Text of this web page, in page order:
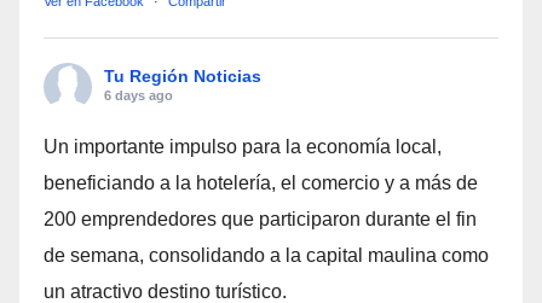
Tu Región Noticias
6 days ago
Un importante impulso para la economía local,
beneficiando a la hotelería, el comercio y a más de
200 emprendedores que participaron durante el fin
de semana, consolidando a la capital maulina como
un atractivo destino turístico.